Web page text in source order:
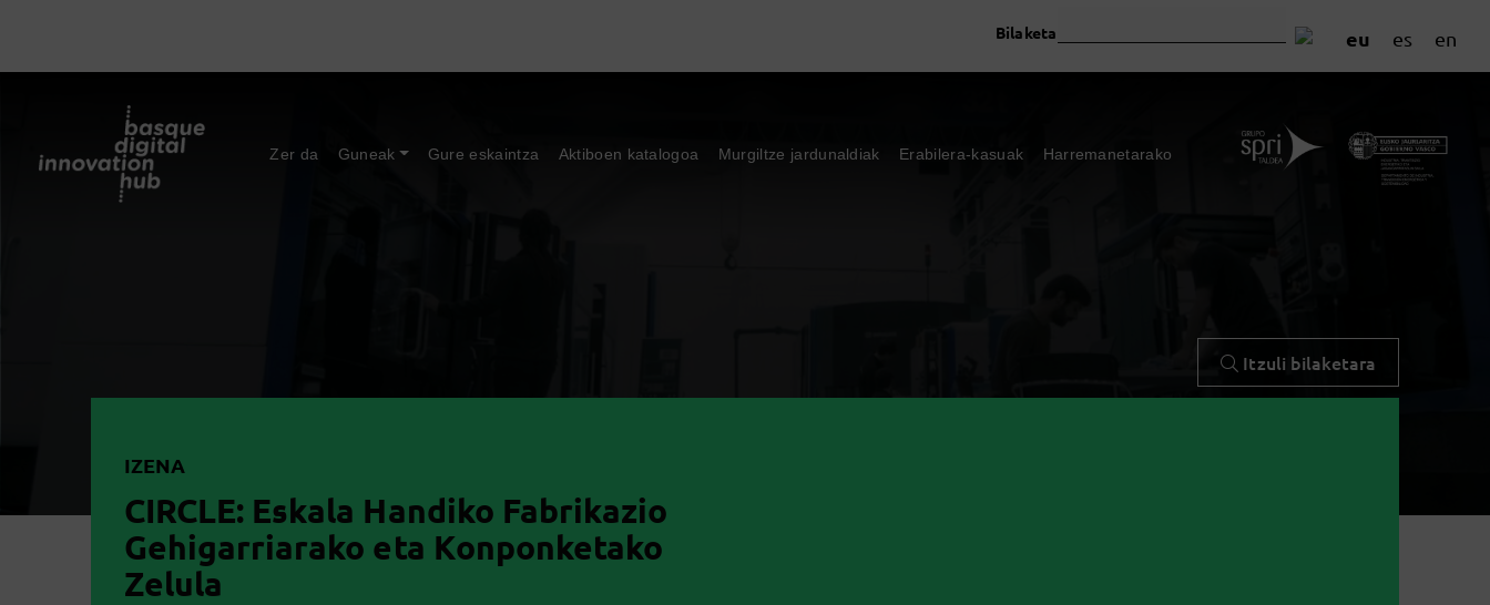
eu es en
Bilaketa
Zer da Guneak Gure eskaintza Aktiboen katalogoa Murgiltze jardunaldiak Erabilera-kasuak Harremanetarako
Itzuli bilaketara
IZENA
CIRCLE: Eskala Handiko Fabrikazio
Gehigarriarako eta Konponketako
Zelula